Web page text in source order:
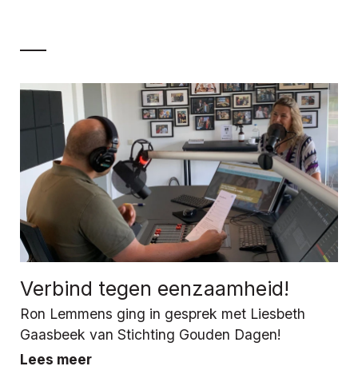
Verbind tegen eenzaamheid!
Ron Lemmens ging in gesprek met Liesbeth
Gaasbeek van Stichting Gouden Dagen!
Lees meer